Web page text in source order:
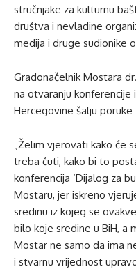
stručnjake za kulturnu
društva i nevladine
medija i druge sudionike
Gradonačelnik Mostara
na otvaranju konferencije
Hercegovine šalju
„Želim vjerovati kako će
treba čuti, kako bi to
konferencija ‘Dijalog za
Mostaru, jer iskreno
sredinu iz kojeg se
bilo koje sredine u BiH, a
Mostar ne samo da ima
i stvarnu vrijednost